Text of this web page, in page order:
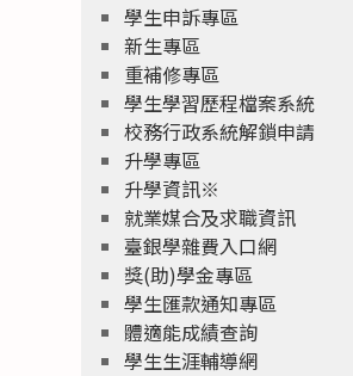
學生申訴專區
新生專區
重補修專區
學生學習歷程檔案系統
校務行政系統解鎖申請
升學專區
升學資訊※
就業媒合及求職資訊
臺銀學雜費入口網
獎(助)學金專區
學生匯款通知專區
體適能成績查詢
學生生涯輔導網